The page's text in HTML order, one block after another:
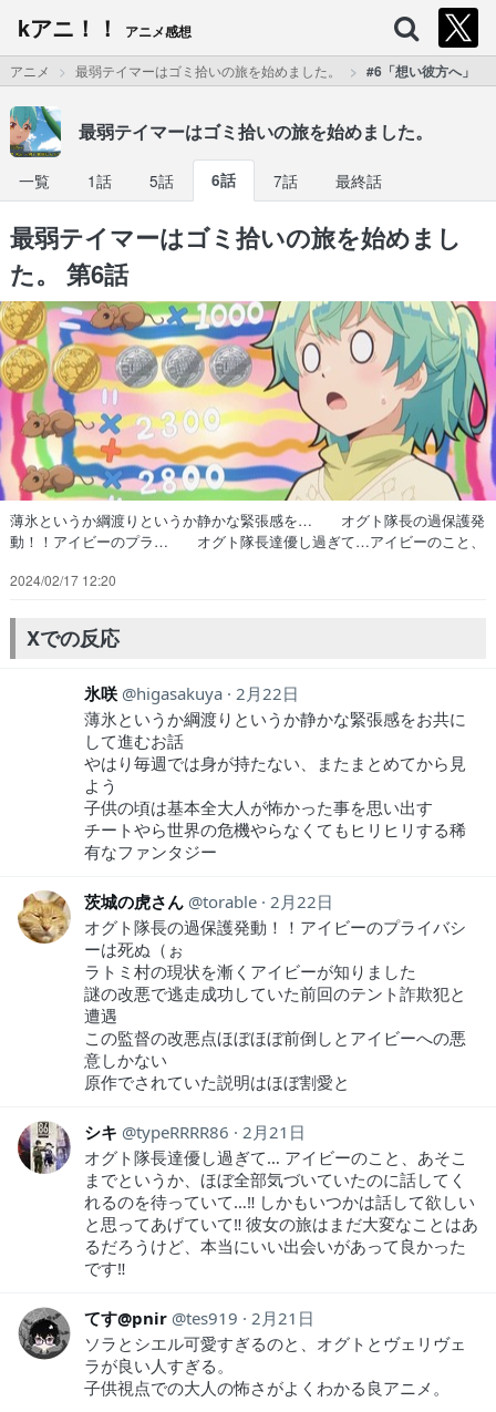
kアニ！！ アニメ感想
アニメ 最弱テイマーはゴミ拾いの旅を始めました。 #6「想い彼方へ」
最弱テイマーはゴミ拾いの旅を始めました。
一覧 1話 5話 6話 7話 最終話
最弱テイマーはゴミ拾いの旅を始めまし
た。 第6話
薄氷というか綱渡りというか静かな緊張感を… オグト隊長の過保護発
動！！アイビーのプラ… オグト隊長達優し過ぎて…アイビーのこと、
物確保！自分でも工夫して罠… 主人公が家族に対して多少の悲しみは
があちこちで自警団の人に話しかけ… 自警団に声をかけられまくり困
惑するアイビ… 今週もとても良かった。アイビーとオグト隊…
2024/02/17 12:20
Xでの反応
氷咲 higasakuya 2月22日
薄氷というか綱渡りというか静かな緊張感をお共に
して進むお話
やはり毎週では身が持たない、またまとめてから見
よう
子供の頃は基本全大人が怖かった事を思い出す
チートやら世界の危機やらなくてもヒリヒリする稀
有なファンタジー
茨城の虎さん torable 2月22日
オグト隊長の過保護発動！！アイビーのプライバシ
ーは死ぬ（ぉ
ラトミ村の現状を漸くアイビーが知りました
謎の改悪で逃走成功していた前回のテント詐欺犯と
遭遇
この監督の改悪点ほぼほぼ前倒しとアイビーへの悪
意しかない
原作でされていた説明はほぼ割愛と
シキ typeRRRR86
2月21日
オグト隊長達優し過ぎて… アイビーのこと、あそこ
までというか、ほぼ全部気づいていたのに話してく
れるのを待っていて…‼︎ しかもいつかは話して欲しい
と思ってあげていて‼︎ 彼女の旅はまだ大変なことはあ
るだろうけど、本当にいい出会いがあって良かった
です‼︎
てす@pnir tes919
2月21日
ソラとシエル可愛すぎるのと、オグトとヴェリヴェ
ラが良い人すぎる。
子供視点での大人の怖さがよくわかる良アニメ。